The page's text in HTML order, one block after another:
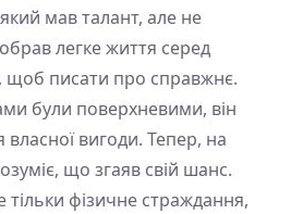
мав талант, але не
легке життя серед
щоб писати про справжнє.
були поверхневими, він
власної вигоди. Тепер, на
що згаяв свій шанс.
фізичне страждання,